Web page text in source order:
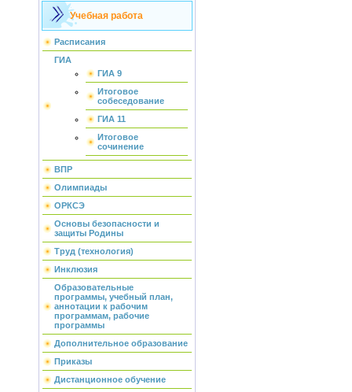
Учебная работа
Расписания
ГИА
ГИА 9
Итоговое
собеседование
ГИА 11
Итоговое
сочинение
ВПР
Олимпиады
ОРКСЭ
Основы безопасности и
защиты Родины
Труд (технология)
Инклюзия
Образовательные
программы, учебный план,
аннотации к рабочим
программам, рабочие
программы
Дополнительное образование
Приказы
Дистанционное обучение